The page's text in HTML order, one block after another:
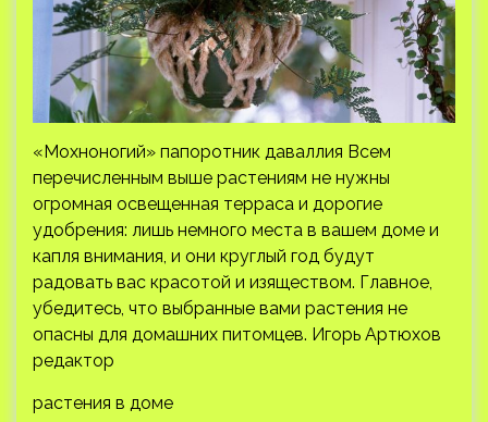
«Мохноногий» папоротник даваллия Всем
перечисленным выше растениям не нужны
огромная освещенная терраса и дорогие
удобрения: лишь немного места в вашем доме и
капля внимания, и они круглый год будут
радовать вас красотой и изяществом. Главное,
убедитесь, что выбранные вами растения не
опасны для домашних питомцев. Игорь Артюхов
редактор
растения в доме